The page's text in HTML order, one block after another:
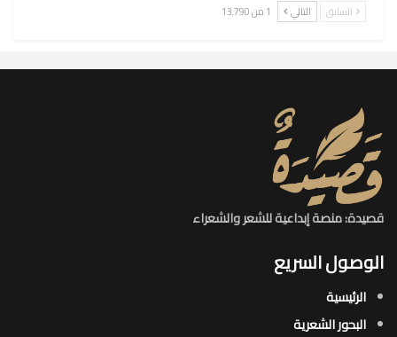
السابق التالي 1 من 13٬790
قصيدة: منصة إبداعية للشعر والشعراء
الوصول السريع
الرئيسية
البحور الشعرية​